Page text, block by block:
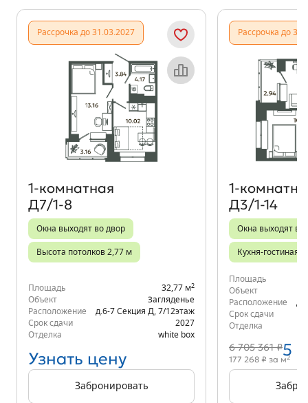
Рассрочка до 31.03.2027
Объект месяца
1‑комнатная
Д7/1-8
Окна выходят во двор
Высота потолков 2,77 м
Площадь 32,77 м2
Объект
Загляденье
Расположение
д.6-7 Секция Д 7/12этаж
Срок сдачи
2027
Отделка
white box
Узнать цену
Забронировать
Рассрочка до
Д3/1-14
Окна выходят во
Кухня-гостиная
Площадь
Объект
Расположение
Срок сдачи
Отделка
6 705 361 ₽5
177 268 ₽ за м2